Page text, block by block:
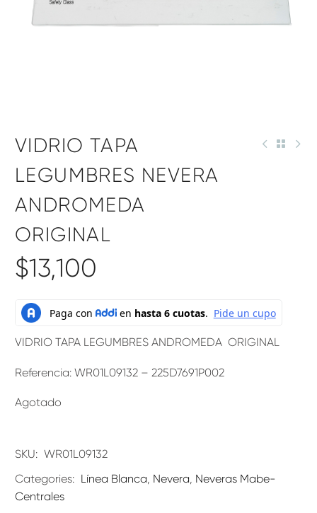
VIDRIO TAPA
LEGUMBRES NEVERA
ANDROMEDA
ORIGINAL
$13,100
VIDRIO TAPA LEGUMBRES ANDROMEDA ORIGINAL
Referencia: WR01L09132 – 225D7691P002
Agotado
SKU: WR01L09132
Categories: Línea Blanca Nevera Neveras Mabe-
Centrales